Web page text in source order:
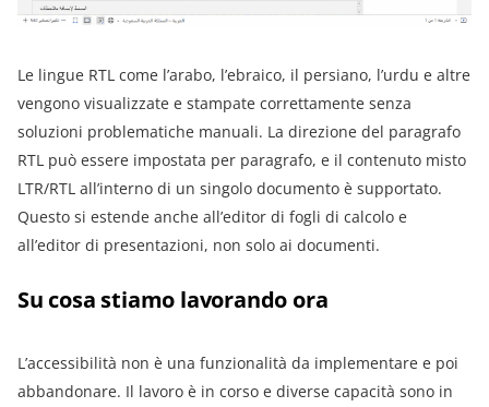
Le lingue RTL come l’arabo, l’ebraico, il persiano, l’urdu e altre
vengono visualizzate e stampate correttamente senza
soluzioni problematiche manuali. La direzione del paragrafo
RTL può essere impostata per paragrafo, e il contenuto misto
LTR/RTL all’interno di un singolo documento è supportato.
Questo si estende anche all’editor di fogli di calcolo e
all’editor di presentazioni, non solo ai documenti.
Su cosa stiamo lavorando ora
L’accessibilità non è una funzionalità da implementare e poi
abbandonare. Il lavoro è in corso e diverse capacità sono in